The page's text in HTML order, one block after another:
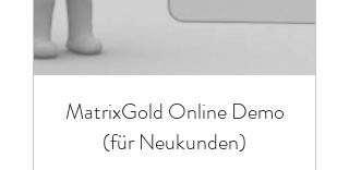
MatrixGold Online Demo
(für Neukunden)